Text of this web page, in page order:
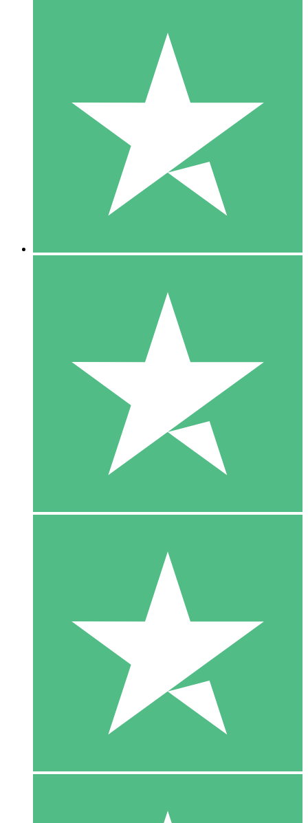
Paquetes de Créditos Individuales
Paga según el uso con créditos de descarga. Sin compromiso
10 00
10 Descargas
20 00